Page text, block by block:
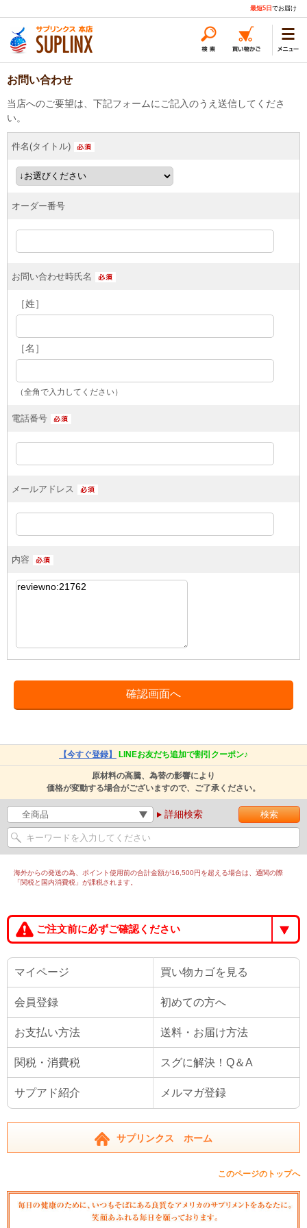
最短5日 でお届け
お問い合わせ
当店へのご要望は、下記フォームにご記入のうえ送信してくださ
い。
件名(タイトル)
オーダー番号
お問い合わせ時氏名
［姓］
［名］
（全角で入力してください）
電話番号
メールアドレス
内容
【今すぐ登録】 LINEお友だち追加で割引クーポン♪
原材料の高騰、為替の影響により
価格が変動する場合がございますので、ご了承ください。
詳細検索
海外からの発送の為、ポイント使用前の合計金額が16,500円を超える場合は、通関の際
「関税と国内消費税」が課税されます。
ご注文前に必ずご確認ください
マイページ 買い物カゴを見る
会員登録 初めての方へ
お支払い方法 送料・お届け方法
関税・消費税 スグに解決！Q＆A
サプアド紹介 メルマガ登録
サプリンクス ホーム
このページのトップへ